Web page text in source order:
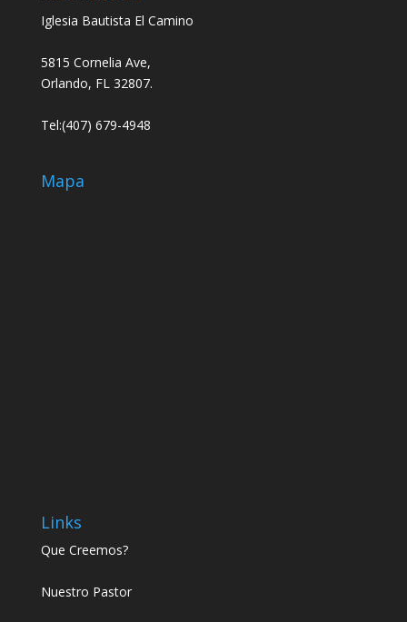
Iglesia Bautista El Camino
5815 Cornelia Ave,
Orlando, FL 32807.
Tel:(407) 679-4948
Mapa
Links
Que Creemos?
Nuestro Pastor